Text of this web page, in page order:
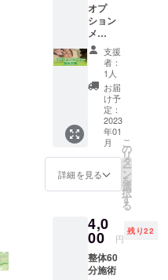
オプ
ション
メ
ニュー
施術体
ロのほ
ぐしで
のオプ
ション
ニュー
の施術
を受け
れま
す。 ・
種類か
らお選
びくだ
さい。
ヘッド
支援
者：
1人
お届
け予
定：
2023
年01
月
詳細を見る
こ
の
リ
タ
ー
ン
を
選
択
す
る
4,0
00 円
残り22
整体60
分施術